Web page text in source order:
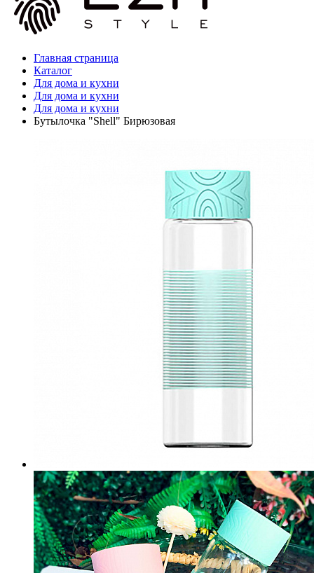
Главная страница
Каталог
Для дома и кухни
Для дома и кухни
Для дома и кухни
Бутылочка "Shell" Бирюзовая